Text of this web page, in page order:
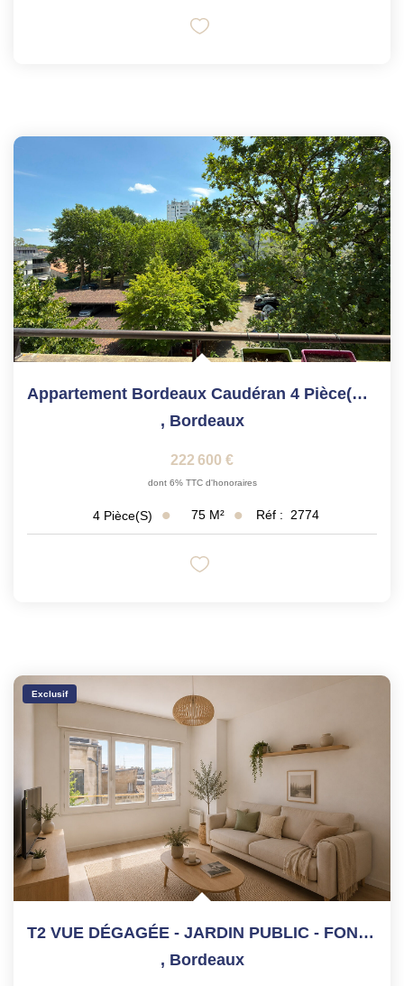
Appartement Bordeaux Caudéran 4 Pièce(s) 75 M2
, Bordeaux
222 600 €
dont 6% TTC d'honoraires
4 Pièce(s) 75 M² Réf : 2774
Exclusif
T2 VUE DÉGAGÉE - JARDIN PUBLIC - FONDAUDEGE
, Bordeaux